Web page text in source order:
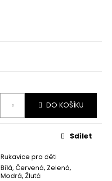
DO KOŠÍKU
Rukavice pro děti
Bílá, Červená, Zelená,
Modrá, Žlutá
Sdílet